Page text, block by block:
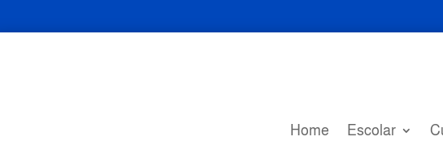
Home Escolar